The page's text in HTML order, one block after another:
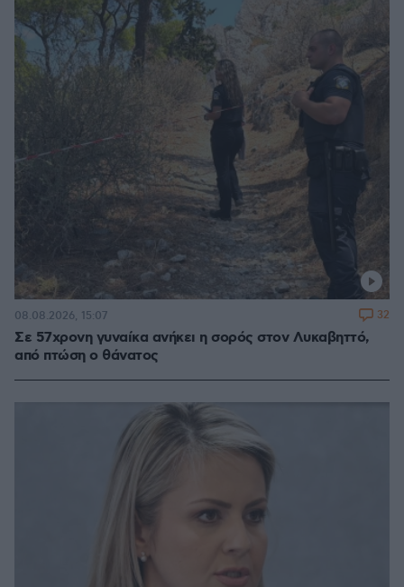
Σε 57χρονη γυναίκα ανήκει η σορός στον Λυκαβηττό,
από πτώση ο θάνατος
08.08.2026, 15:07 32